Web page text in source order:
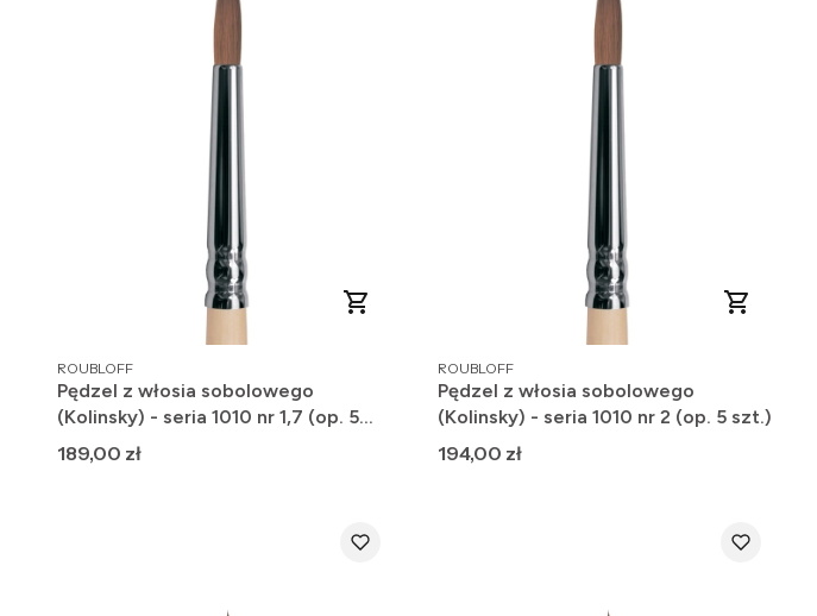
PRODUCENT
ROUBLOFF
Pędzel z włosia sobolowego
(Kolinsky) - seria 1010 nr 1,7 (op. 5
szt.)
Cena
189,00 zł
PRODUCENT
ROUBLOFF
Pędzel z włosia sobolowego
(Kolinsky) - seria 1010 nr 2 (op. 5 szt.)
Cena
194,00 zł